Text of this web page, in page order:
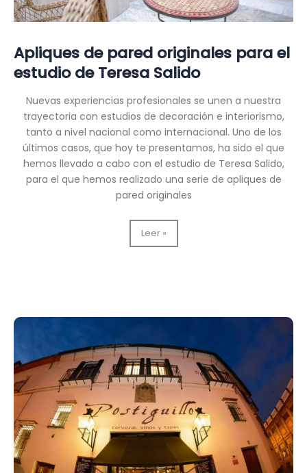
Apliques de pared originales para el
estudio de Teresa Salido
Nuevas experiencias profesionales se unen a nuestra
trayectoria con estudios de decoración e interiorismo,
tanto a nivel nacional como internacional. Uno de los
últimos casos, que hoy te presentamos, ha sido el que
hemos llevado a cabo con el estudio de Teresa Salido,
para el que hemos realizado una serie de apliques de
pared originales
Apliques
de
estudio
Teresa
Salido
Leer »